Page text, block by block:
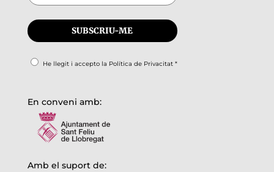
He llegit i accepto la Política de Privacitat*
En conveni amb:
Amb el suport de: